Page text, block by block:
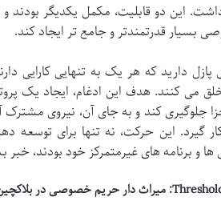
دو قابلیت، مکمل یکدیگر بودند و
بسیار قدرتمندتر و جامع تر ایجاد کند.
دارید که هر یک به تنهایی کارایی
می کنند. هدف این ادغام، ایجاد یک
جلوگیری کند و به جای آن، نیروی
گیرد. این حرکت، نه تنها برای توسعه
و برنامه های غیرمتمرکز خود بودند،